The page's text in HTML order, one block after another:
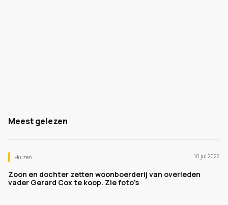
Meest gelezen
Huizen 10 jul 2026
Zoon en dochter zetten woonboerderij van overleden
vader Gerard Cox te koop. Zie foto's